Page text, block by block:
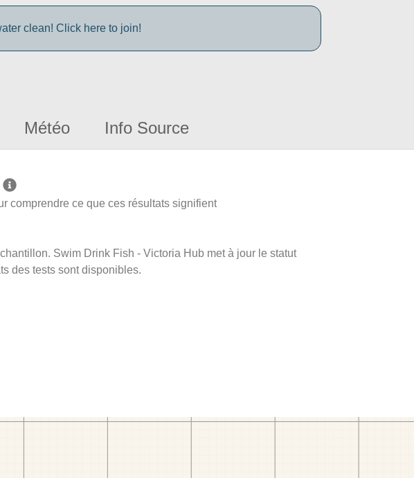
clean! Click here to join!
Météo Info Source
comprendre ce que ces résultats signifient
Swim Drink Fish - Victoria Hub met à jour le statut
des tests sont disponibles.